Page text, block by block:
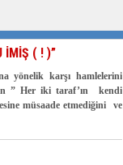
RAHMETLE ANIYORUZ
İMİŞ ( ! )”
yönelik karşı hamlelerini
” Her iki taraf’ın kendi
müsaade etmediğini ve